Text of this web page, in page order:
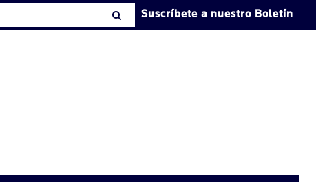
Suscríbete a nuestro Boletín